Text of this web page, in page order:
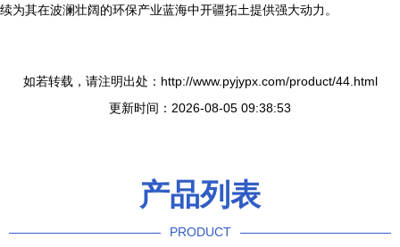
续为其在波澜壮阔的环保产业蓝海中开疆拓土提供强大动力。
如若转载，请注明出处：http://www.pyjypx.com/product/44.html
更新时间：2026-08-05 09:38:53
产品列表
PRODUCT